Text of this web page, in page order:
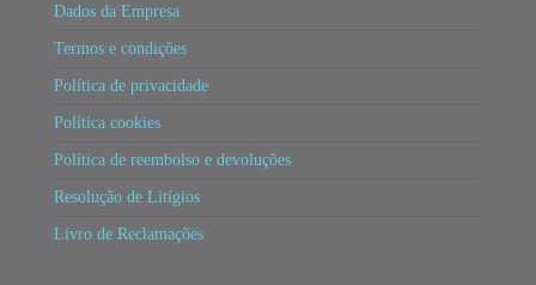
Dados da Empresa
Termos e condições
Política de privacidade
Política cookies
Política de reembolso e devoluções
Resolução de Litígios
Livro de Reclamações